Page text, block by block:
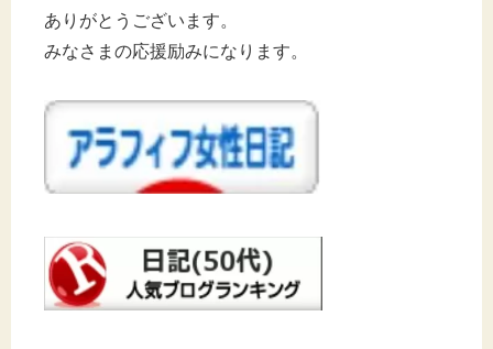
ありがとうございます。
みなさまの応援励みになります。